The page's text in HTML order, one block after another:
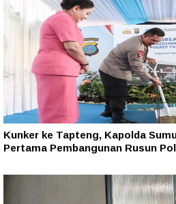
Kunker ke Tapteng, Kapolda
Pertama Pembangunan Rusun